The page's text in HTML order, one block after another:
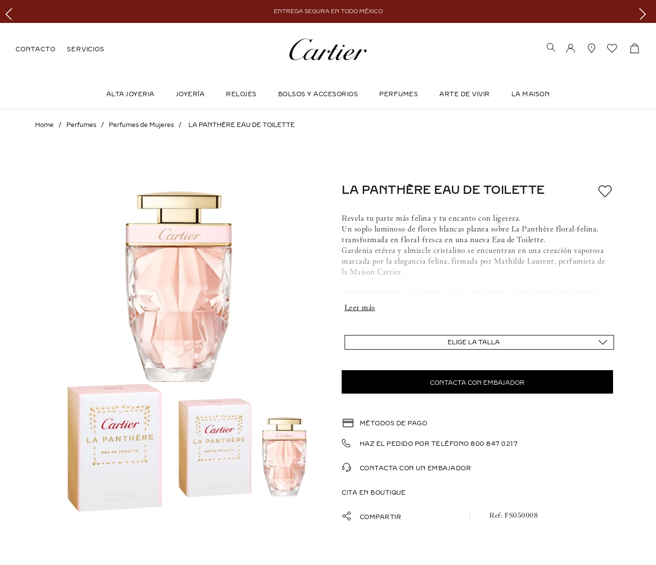
ENTREGA SEGURA EN TODO MÉXICO
CONTACTO SERVICIOS
ALTA JOYERIA JOYERÍA RELOJES BOLSOS Y ACCESORIOS PERFUMES ARTE DE VIVIR LA MAISON
Perfumes Perfumes de Mujeres LA PANTHÈRE EAU DE TOILETTE
LA PANTHÈRE EAU DE TOILETTE
Revela tu parte más felina y tu encanto con ligereza.
Un soplo luminoso de flores blancas planea sobre La Panthère floral-felina,
transformada en floral-fresca en una nueva Eau de Toilette.
Gardenia etérea y almizcle cristalino se encuentran en una creación vaporosa
marcada por la elegancia felina, firmada por Mathilde Laurent, perfumista de
la Maison Cartier.
BENZYL BENZOATE, LINALOOL, ETHYLHEXYL METHOXYCINNAMATE,
PRUNASTRI (OAKMOSS) EXTRACT, ISOEUGENOL, BENZYL SALICYLATE,
CITRAL, BENZYL ALCOHOL, CI 14700 (RED N°4), CI 19140 (YELLOW
*Información no contractual
ELIGE LA TALLA
CONTACTA CON EMBAJADOR
MÉTODOS DE PAGO
HAZ EL PEDIDO POR TELÉFONO 800 847 0217
CONTACTA CON UN EMBAJADOR
CITA EN BOUTIQUE
COMPARTIR FS050008